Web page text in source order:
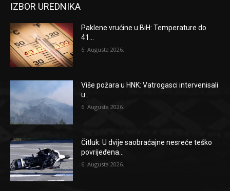
IZBOR UREDNIKA
Paklene vrućine u BiH: Temperature do
41...
6. Augusta 2026.
Više požara u HNK: Vatrogasci intervenisali
u...
6. Augusta 2026.
Čitluk: U dvije saobraćajne nesreće teško
povrijeđena...
6. Augusta 2026.